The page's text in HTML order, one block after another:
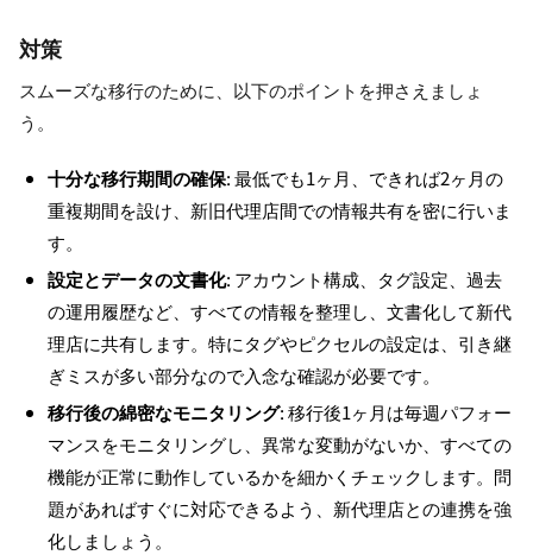
対策
スムーズな移行のために、以下のポイントを押さえましょ
う。
十分な移行期間の確保: 最低でも1ヶ月、できれば2ヶ月の
重複期間を設け、新旧代理店間での情報共有を密に行いま
す。
設定とデータの文書化: アカウント構成、タグ設定、過去
の運用履歴など、すべての情報を整理し、文書化して新代
理店に共有します。特にタグやピクセルの設定は、引き継
ぎミスが多い部分なので入念な確認が必要です。
移行後の綿密なモニタリング: 移行後1ヶ月は毎週パフォー
マンスをモニタリングし、異常な変動がないか、すべての
機能が正常に動作しているかを細かくチェックします。問
題があればすぐに対応できるよう、新代理店との連携を強
化しましょう。